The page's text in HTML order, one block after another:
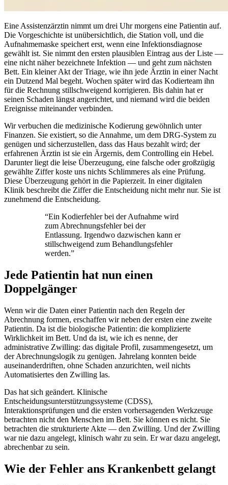
Eine Assistenzärztin nimmt um drei Uhr morgens eine Patientin auf.
Die Vorgeschichte ist unübersichtlich, die Station voll, und die
Aufnahmemaske speichert erst, wenn eine Infektionsdiagnose
gewählt ist. Sie nimmt den ersten plausiblen Eintrag aus der Liste —
eine nicht näher bezeichnete Infektion — und geht zum nächsten
Bett. Ein kleiner Akt der Triage, wie ihn jede Ärztin in einer Nacht
ein Dutzend Mal begeht. Wochen später wird das Kodierteam ihn
für die Rechnung stillschweigend korrigieren. Bis dahin hat er
seinen Schaden längst angerichtet, und niemand wird die beiden
Ereignisse miteinander verbinden.
Wir verbuchen die medizinische Kodierung gewöhnlich unter
Finanzen. Sie existiert, so die Annahme, um dem DRG-System zu
genügen und sicherzustellen, dass das Haus bezahlt wird; der
erfahrenen Ärztin ist sie ein Ärgernis, dem Controlling ein Hebel.
Darunter liegt die leise Überzeugung, eine falsche oder großzügig
gewählte Ziffer koste uns nichts Schlimmeres als eine Prüfung.
Diese Überzeugung gehört in die Papierzeit. In einer digitalen
Klinik beschreibt die Ziffer die Entscheidung nicht mehr nur. Sie ist
zunehmend die Entscheidung.
“Ein Kodierfehler bei der Aufnahme wird
zum Abrechnungsfehler bei der
Entlassung. Irgendwo dazwischen kann er
stillschweigend zum Behandlungsfehler
werden.”
Jede Patientin hat nun einen
Doppelgänger
Wenn wir die Daten einer Patientin nach den Regeln der
Abrechnung formen, erschaffen wir neben der ersten eine zweite
Patientin. Da ist die biologische Patientin: die komplizierte
Wirklichkeit im Bett. Und da ist, wie ich es nenne, der
administrative Zwilling: das digitale Profil, zusammengesetzt, um
der Abrechnungslogik zu genügen. Jahrelang konnten beide
auseinanderdriften, ohne Schaden anzurichten, weil nichts
Automatisiertes den Zwilling las.
Das hat sich geändert. Klinische
Entscheidungsunterstützungssysteme (CDSS),
Interaktionsprüfungen und die ersten vorhersagenden Werkzeuge
betrachten nicht den Menschen im Bett. Sie können es nicht. Sie
betrachten die strukturierte Akte — den Zwilling. Und der Zwilling
war nie dazu angelegt, klinisch wahr zu sein. Er war dazu angelegt,
abrechenbar zu sein.
Wie der Fehler ans Krankenbett gelangt